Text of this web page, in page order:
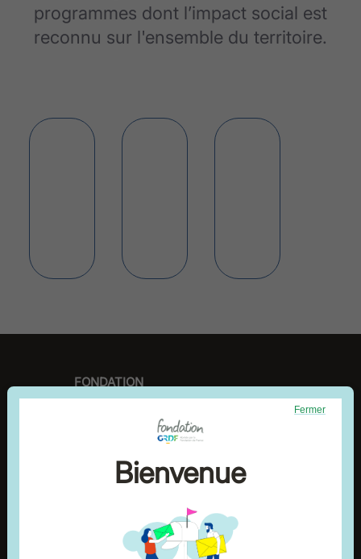
programmes dont l’impact social est
reconnu sur l'ensemble du territoire.
FONDATION
Le mot de la présidente
Qui sommes-nous ?
La gouvernance de la fondation
Nos relais en régions
Nos partenaires
Fermer
Bienvenue